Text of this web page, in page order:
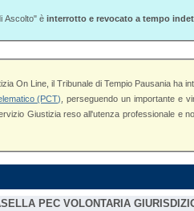
Ascolto" èinterrotto e revocato a tempo
il Tribunale di Tempio Pausania ha inteso avviare le
(PCT)
, perseguendo un importante e virtuoso obiettivo volto all'innovazione
e non professionale di tutto il territorio di
PEC VOLONTARIA